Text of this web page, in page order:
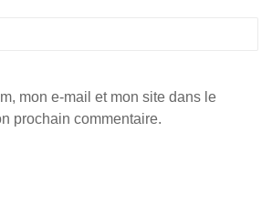
mon e-mail et mon site dans le
prochain commentaire.